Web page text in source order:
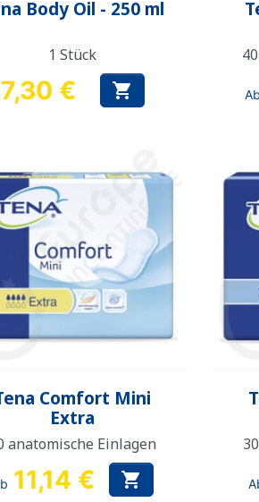
Body Oil - 250 ml
1 Stück
Preis
7,30 €  Ab
Vorschau
Comfort Mini
Extra
anatomische Einlagen
11,14 € 